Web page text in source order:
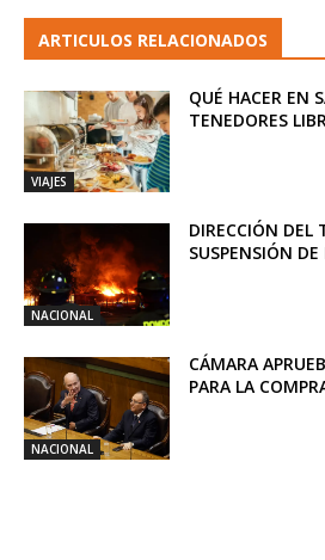
ARTICULOS RELACIONADOS
VIAJES
QUÉ HACER EN
TENEDORES
NACIONAL
DIRECCIÓN DEL
SUSPENSIÓN
NACIONAL
CÁMARA
PARA LA